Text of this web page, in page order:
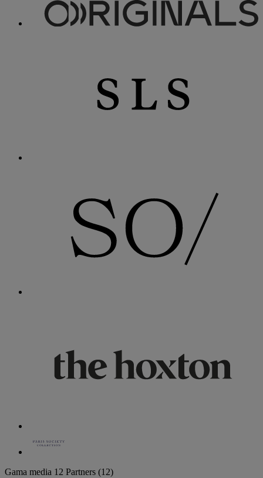
Gama media 12 Partners (12)